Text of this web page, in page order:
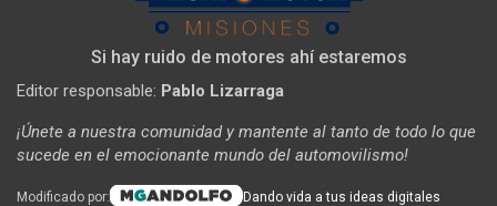
Si hay ruido de motores ahí estaremos
Editor responsable: Pablo Lizarraga
¡Únete a nuestra comunidad y mantente al tanto de todo lo que
sucede en el emocionante mundo del automovilismo!
Modificado por: Dando vida a tus ideas digitales